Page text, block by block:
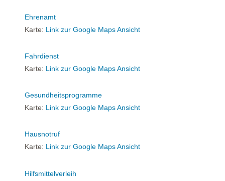
Ehrenamt
Karte: Link zur Google Maps Ansicht
Fahrdienst
Karte: Link zur Google Maps Ansicht
Gesundheitsprogramme
Karte: Link zur Google Maps Ansicht
Hausnotruf
Karte: Link zur Google Maps Ansicht
Hilfsmittelverleih